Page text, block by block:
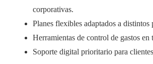
corporativas.
Planes flexibles adaptados a distintos
Herramientas de control de gastos en
Soporte digital prioritario para